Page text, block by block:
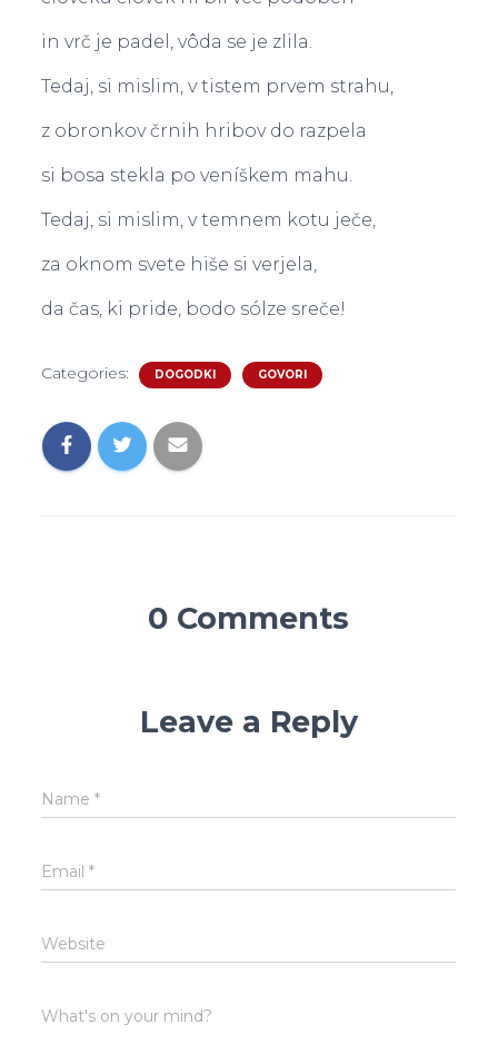
in vrč je padel, vôda se je zlila.
Tedaj, si mislim, v tistem prvem strahu,
z obronkov črnih hribov do razpela
si bosa stekla po veníškem mahu.
Tedaj, si mislim, v temnem kotu ječe,
za oknom svete hiše si verjela,
da čas, ki pride, bodo sólze sreče!
Categories: DOGODKI GOVORI
0 Comments
Leave a Reply
Name*
Email*
Website
What's on your mind?